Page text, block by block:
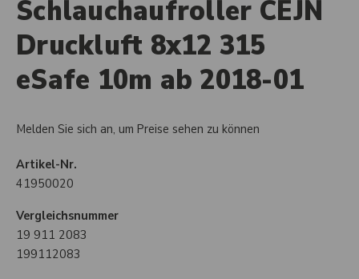
Schlauchaufroller CEJN
Druckluft 8x12 315
eSafe 10m ab 2018-01
Melden Sie sich an, um Preise sehen zu können
Artikel-Nr.
41950020
Vergleichsnummer
19 911 2083
199112083